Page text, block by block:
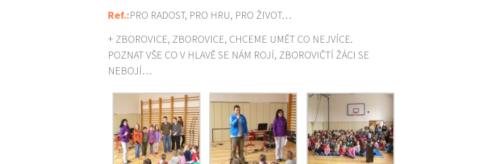
Ref.:PRO RADOST, PRO HRU, PRO ŽIVOT…
+ ZBOROVICE, ZBOROVICE, CHCEME UMĚT CO NEJVÍCE.
POZNAT VŠE CO V HLAVĚ SE NÁM ROJÍ, ZBOROVIČTÍ ŽÁCI SE
NEBOJÍ…